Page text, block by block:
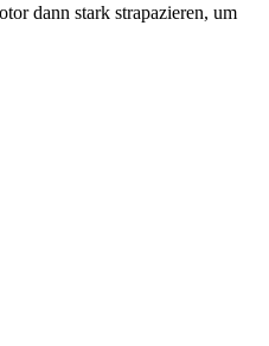
dann stark strapazieren, um